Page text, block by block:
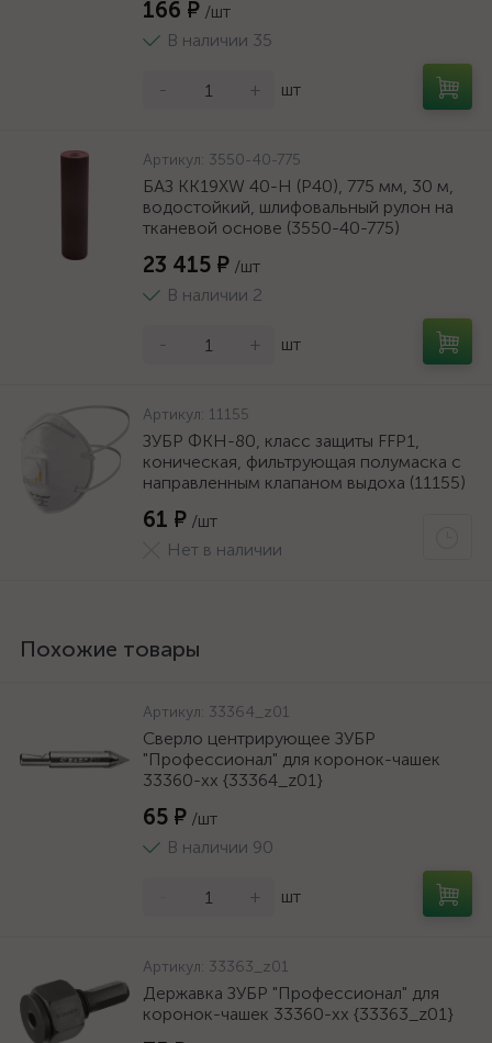
166 ₽ /шт
В наличии 35
- + шт
Артикул: 3550-40-775
БАЗ KK19XW 40-H (Р40), 775 мм, 30 м,
водостойкий, шлифовальный рулон на
тканевой основе (3550-40-775)
23 415 ₽ /шт
В наличии 2
- + шт
Артикул: 11155
ЗУБР ФКН-80, класс защиты FFP1,
коническая, фильтрующая полумаска с
направленным клапаном выдоха (11155)
61 ₽ /шт
Нет в наличии
Похожие товары
Артикул: 33364_z01
Сверло центрирующее ЗУБР
"Профессионал" для коронок-чашек
33360-хх {33364_z01}
65 ₽ /шт
В наличии 90
+ шт
Артикул: 33363_z01
Державка ЗУБР "Профессионал" для
коронок-чашек 33360-хх {33363_z01}